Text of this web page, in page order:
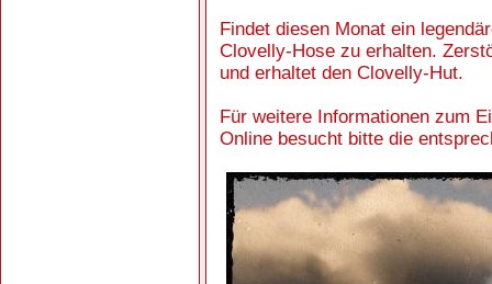
Findet diesen Monat ein
Clovelly-Hose zu erhalten.
und erhaltet den Clovelly-Hut.
Für weitere Informationen zum
Online besucht bitte die